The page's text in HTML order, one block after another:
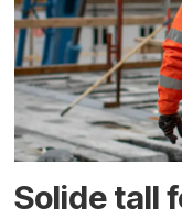
Solide tall